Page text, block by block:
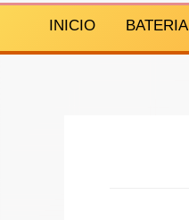
INICIO BATERIA